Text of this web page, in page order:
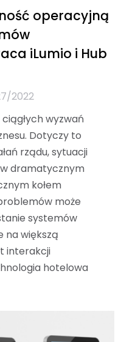
operacyjną
iLumio i Hub
2022
wyzwań
Dotyczy to
rządu, sytuacji
dramatycznym
kołem
może
systemów
na większą
interakcji
hotelowa